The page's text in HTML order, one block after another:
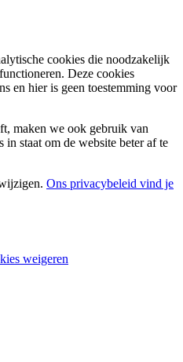
cookies die noodzakelijk
Deze cookies
en hier is geen toestemming voor
maken we ook gebruik van
staat om de website beter af te
Ons privacybeleid vind je
weigeren